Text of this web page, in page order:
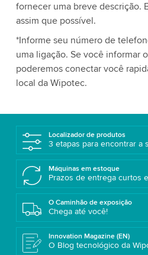
fornecer uma breve descrição.
assim que possível.
*Informe seu número de
uma ligação. Se você informar
poderemos conectar você
local da Wipotec.
Localizador de produtos
3 etapas para encontrar a
Máquinas em estoque
Prazos de entrega curtos
O Caminhão de exposição
Chega até você!
Innovation Magazine (EN)
O Blog tecnológico da